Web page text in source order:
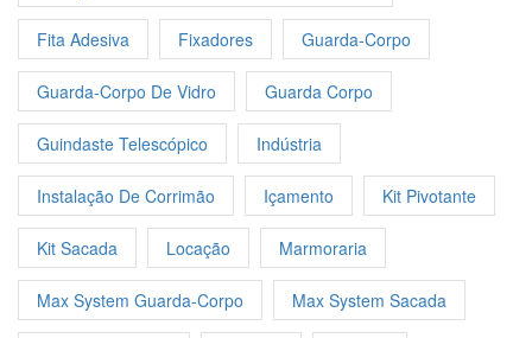
Fita Adesiva Fixadores Guarda-Corpo
Guarda-Corpo De Vidro Guarda Corpo
Guindaste Telescópico Indústria
Instalação De Corrimão Içamento Kit Pivotante
Kit Sacada Locação Marmoraria
Max System Guarda-Corpo Max System Sacada